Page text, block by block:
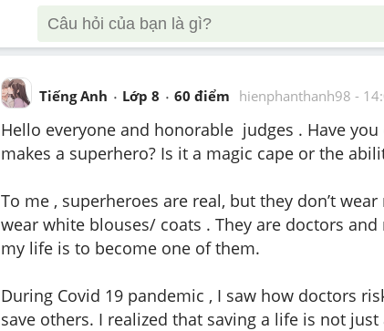
Tiếng Anh Lớp 8 60 điểm hienphanthanh98 -
Hello everyone and honorable  judges . Have
makes a superhero? Is it a magic cape or the
To me , superheroes are real, but they don’t
wear white blouses/ coats . They are doctors
my life is to become one of them.
During Covid 19 pandemic , I saw how doctors
save others. I realized that saving a life is not